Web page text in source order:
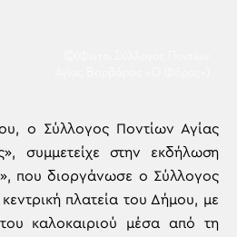
ο Σύλλογος Ποντίων Αγίας
συμμετείχε στην εκδήλωση
που διοργάνωσε ο Σύλλογος
πλατεία του Δήμου, με
καλοκαιριού μέσα από τη